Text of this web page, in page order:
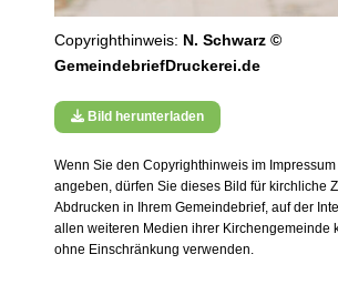
Copyrighthinweis: N. Schwarz ©
GemeindebriefDruckerei.de
Bild herunterladen
Wenn Sie den Copyrighthinweis im
angeben, dürfen Sie dieses Bild für kirchliche
Abdrucken in Ihrem Gemeindebrief, auf der
allen weiteren Medien ihrer Kirchengemeinde
ohne Einschränkung verwenden.